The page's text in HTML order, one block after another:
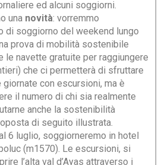
ed alcuni soggiorni.
una novità: vorremmo
di soggiorno del weekend lungo
prova di mobilità sostenibile
le navette gratuite per raggiungere
che ci permetterà di sfruttare
con escursioni, ma è
il numero di chi sia realmente
anche la sostenibilità
di seguito illustrata.
6 luglio, soggiorneremo in hotel
(m1570). Le escursioni, si
l’alta val d’Ayas attraverso i